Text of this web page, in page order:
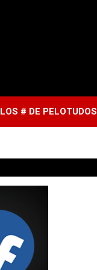
LOS # DE PELOTUDOS